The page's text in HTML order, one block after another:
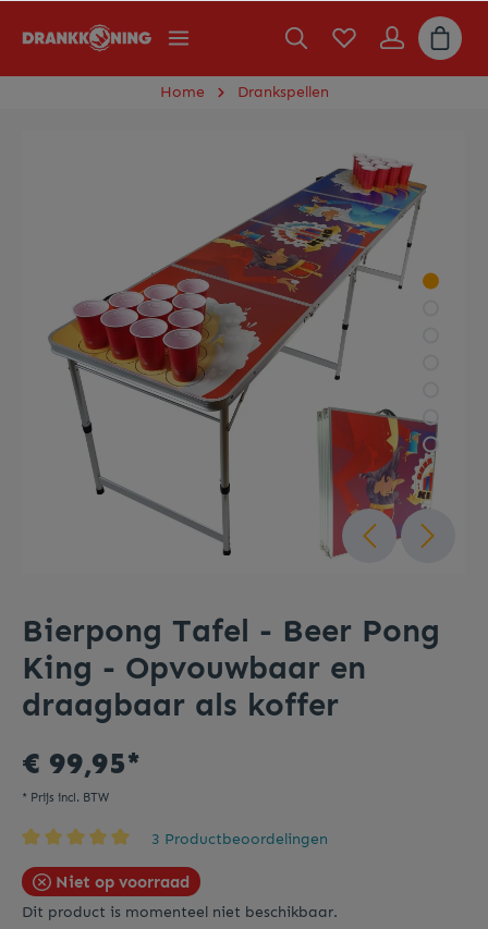
Home Drankspellen
Bierpong Tafel - Beer Pong
King - Opvouwbaar en
draagbaar als koffer
€ 99,95*
* Prijs incl. BTW
3 Productbeoordelingen
Niet op voorraad
Dit product is momenteel niet beschikbaar.